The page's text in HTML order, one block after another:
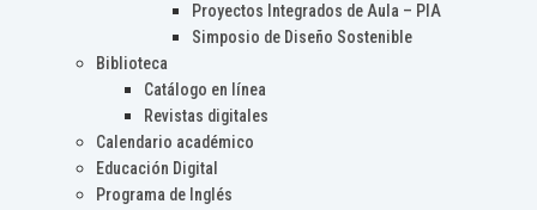
Proyectos Integrados de Aula – PIA
Simposio de Diseño Sostenible
Biblioteca
Catálogo en línea
Revistas digitales
Calendario académico
Educación Digital
Programa de Inglés